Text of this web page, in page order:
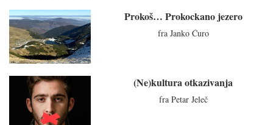
Prokoš… Prokockano jezero
fra Janko Ćuro
(Ne)kultura otkazivanja
fra Petar Jeleč